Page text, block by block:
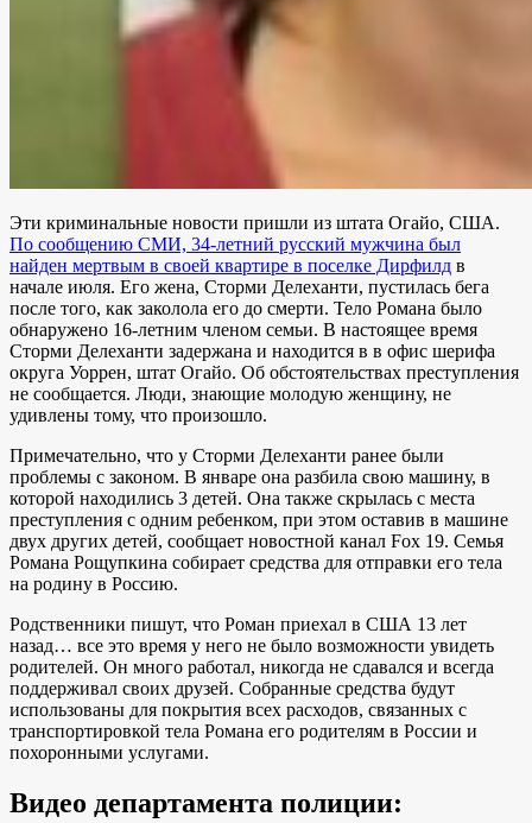
Эти криминальные новости пришли из штата Огайо, США.
По сообщению СМИ, 34-летний русский мужчина был
найден мертвым в своей квартире в поселке Дирфилд в
начале июля. Его жена, Сторми Делеханти, пустилась бега
после того, как заколола его до смерти. Тело Романа было
обнаружено 16-летним членом семьи. В настоящее время
Сторми Делеханти задержана и находится в в офис шерифа
округа Уоррен, штат Огайо. Об обстоятельствах преступления
не сообщается. Люди, знающие молодую женщину, не
удивлены тому, что произошло.
Примечательно, что у Сторми Делеханти ранее были
проблемы с законом. В январе она разбила свою машину, в
которой находились 3 детей. Она также скрылась с места
преступления с одним ребенком, при этом оставив в машине
двух других детей, сообщает новостной канал Fox 19. Семья
Романа Рощупкина собирает средства для отправки его тела
на родину в Россию.
Родственники пишут, что Роман приехал в США 13 лет
назад… все это время у него не было возможности увидеть
родителей. Он много работал, никогда не сдавался и всегда
поддерживал своих друзей. Собранные средства будут
использованы для покрытия всех расходов, связанных с
транспортировкой тела Романа его родителям в России и
похоронными услугами.
Видео департамента полиции: